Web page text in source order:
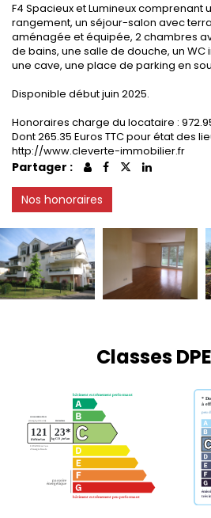
F4 Spacieux et Lumineux comprenant
rangement, un séjour-salon avec
aménagée et équipée, 2 chambres
de bains, une salle de douche, un WC
une cave, une place de parking en
Disponible début juin 2025.
Honoraires charge du locataire :
Dont 265.35 Euros TTC pour état des
http://www.cleverte-immobilier.fr
Partager :
Nos honoraires
Classes